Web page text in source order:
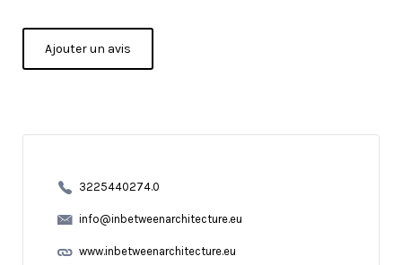
Ajouter un avis
3225440274.0
info@inbetweenarchitecture.eu
www.inbetweenarchitecture.eu